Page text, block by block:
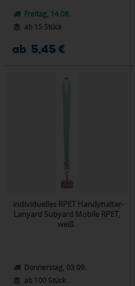
Freitag, 14.08.
ab 15 Stück
ab 5,45 €
individuelles RPET Handyhalter-
Lanyard Subyard Mobile RPET,
weiß
Donnerstag, 03.09.
ab 100 Stück